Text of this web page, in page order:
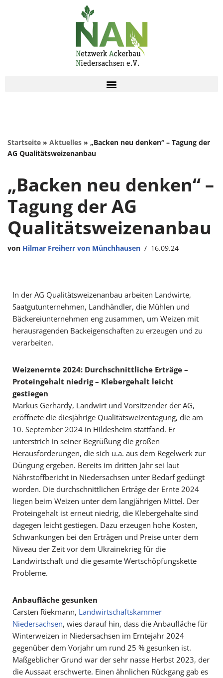
Startseite » Aktuelles » „Backen neu denken“ – Tagung der
AG Qualitätsweizenanbau
„Backen neu denken“ –
Tagung der AG
Qualitätsweizenanbau
von Hilmar Freiherr von Münchhausen 16.09.24
In der AG Qualitätsweizenanbau arbeiten Landwirte,
Saatgutunternehmen, Landhändler, die Mühlen und
Bäckereiunternehmen eng zusammen, um Weizen mit
herausragenden Backeigenschaften zu erzeugen und zu
verarbeiten.
Weizenernte 2024: Durchschnittliche Erträge –
Proteingehalt niedrig – Klebergehalt leicht
gestiegen
Markus Gerhardy, Landwirt und Vorsitzender der AG,
eröffnete die diesjährige Qualitätsweizentagung, die am
10. September 2024 in Hildesheim stattfand. Er
unterstrich in seiner Begrüßung die großen
Herausforderungen, die sich u.a. aus dem Regelwerk zur
Düngung ergeben. Bereits im dritten Jahr sei laut
Nährstoffbericht in Niedersachsen unter Bedarf gedüngt
worden. Die durchschnittlichen Erträge der Ernte 2024
liegen beim Weizen unter dem langjährigen Mittel. Der
Proteingehalt ist erneut niedrig, die Klebergehalte sind
dagegen leicht gestiegen. Dazu erzeugen hohe Kosten,
Schwankungen bei den Erträgen und Preise unter dem
Niveau der Zeit vor dem Ukrainekrieg für die
Landwirtschaft und die gesamte Wertschöpfungskette
Probleme.
Anbaufläche gesunken
Carsten Riekmann, Landwirtschaftskammer
Niedersachsen, wies darauf hin, dass die Anbaufläche für
Winterweizen in Niedersachsen im Erntejahr 2024
gegenüber dem Vorjahr um rund 25 % gesunken ist.
Maßgeblicher Grund war der sehr nasse Herbst 2023, der
die Aussaat erschwerte. Einen ähnlichen Rückgang gab es